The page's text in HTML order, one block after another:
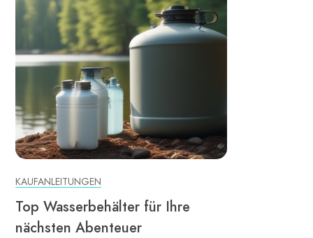
KAUFANLEITUNGEN
Top Wasserbehälter für Ihre
nächsten Abenteuer